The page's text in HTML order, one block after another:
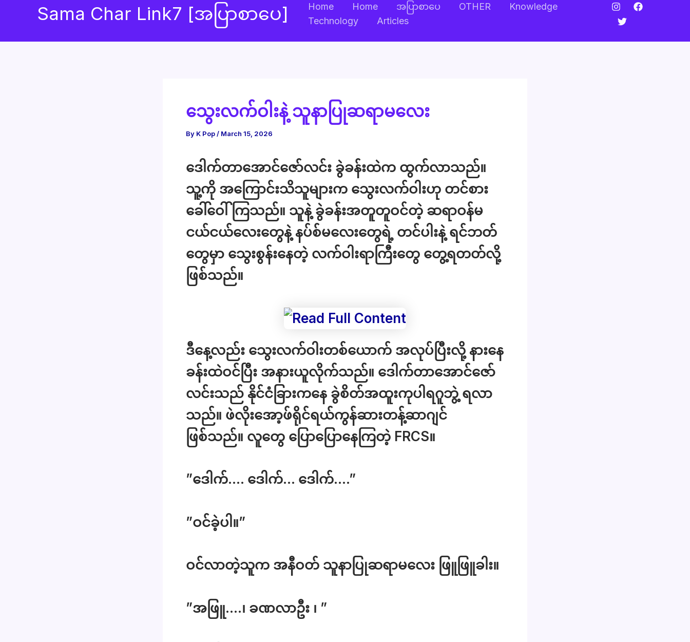
Sama Char Link7 [အပြာစာပေ] Home Home အပြာစာပေ OTHER
Knowledge
Technology
Articles
သွေးလက်ဝါးနဲ့ သူနာပြုဆရာမလေး
By K Pop/ March 15, 2026
ဒေါက်တာအောင်ဇော်လင်း ခွဲခန်းထဲက ထွက်လာသည်။
သူ့ကို အကြောင်းသိသူများက သွေးလက်ဝါးဟု တင်စား
ခေါ်ဝေါ်ကြသည်။ သူနဲ့ ခွဲခန်းအတူတူဝင်တဲ့ ဆရာဝန်မ
ငယ်ငယ်လေးတွေနဲ့ နပ်စ်မလေးတွေရဲ့ တင်ပါးနဲ့ ရင်ဘတ်
တွေမှာ သွေးစွန်းနေတဲ့ လက်ဝါးရာကြီးတွေ တွေ့ရတတ်လို့
ဖြစ်သည်။
ဒီနေ့လည်း သွေးလက်ဝါးတစ်ယောက် အလုပ်ပြီးလို့ နားနေ
ခန်းထဲဝင်ပြီး အနားယူလိုက်သည်။ ဒေါက်တာအောင်ဇော်
လင်းသည် နိုင်ငံခြားကနေ ခွဲစိတ်အထူးကုပါရဂူဘွဲ့ ရလာ
သည်။ ဖဲလိုးအော့ဖ်ရိုင်ရယ်ကွန်ဆားတန့်ဆာဂျင်
ဖြစ်သည်။ လူတွေ ပြောပြောနေကြတဲ့ FRCS။
”ဒေါက်…. ဒေါက်… ဒေါက်….”
”ဝင်ခဲ့ပါ။”
ဝင်လာတဲ့သူက အနီဝတ် သူနာပြုဆရာမလေး ဖြူဖြူခါး။
”အဖြူ….၊ ခဏလာဦး ၊ ”